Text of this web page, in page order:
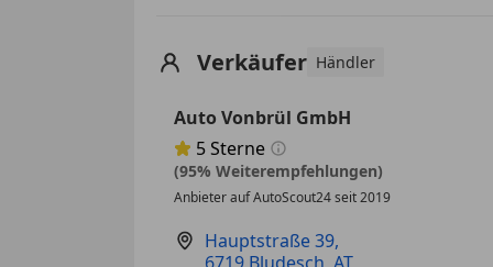
Verkäufer Händler
Auto Vonbrül GmbH
Sternebewertung 5 von 5
5Sterne
(95% Weiterempfehlungen)
Anbieter auf AutoScout24 seit 2019
Hauptstraße 39,
6719 Bludesch, AT